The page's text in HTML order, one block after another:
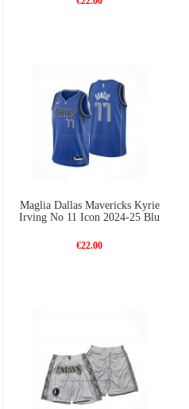
Maglia Dallas Mavericks Kyrie
Irving No 11 Icon 2024-25 Blu
€22.00